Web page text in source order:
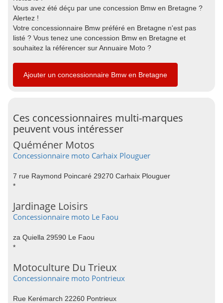
Vous avez été déçu par une concession Bmw en Bretagne ?
Alertez !
Votre concessionnaire Bmw préféré en Bretagne n'est pas
listé ? Vous tenez une concession Bmw en Bretagne et
souhaitez la référencer sur Annuaire Moto ?
Ajouter un concessionnaire Bmw en Bretagne
Ces concessionnaires multi-marques
peuvent vous intéresser
Quéméner Motos
Concessionnaire moto Carhaix Plouguer
7 rue Raymond Poincaré 29270 Carhaix Plouguer
*
Jardinage Loisirs
Concessionnaire moto Le Faou
za Quiella 29590 Le Faou
*
Motoculture Du Trieux
Concessionnaire moto Pontrieux
Rue Kerémarch 22260 Pontrieux